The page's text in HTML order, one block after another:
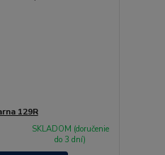
129R
SKLADOM (doručenie
do 3 dní)